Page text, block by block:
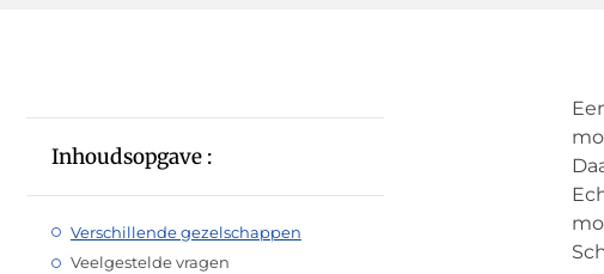
Inhoudsopgave :
Verschillende gezelschappen
Veelgestelde vragen